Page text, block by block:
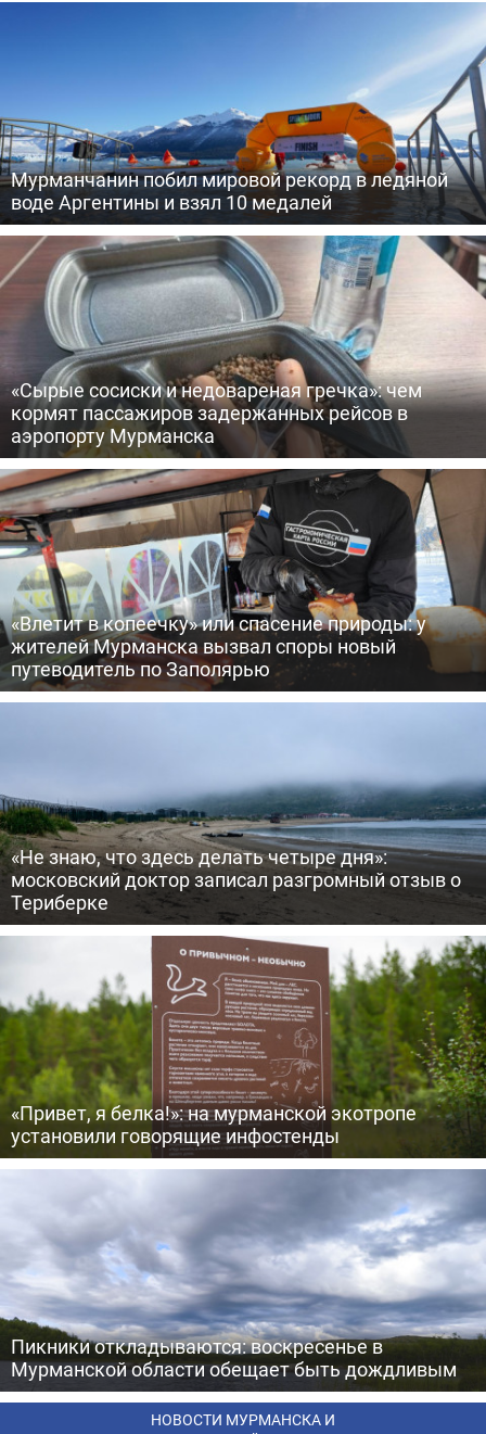
Мурманчанин побил мировой рекорд в ледяной
воде Аргентины и взял 10 медалей
«Сырые сосиски и недовареная гречка»: чем
кормят пассажиров задержанных рейсов в
аэропорту Мурманска
«Влетит в копеечку» или спасение природы: у
жителей Мурманска вызвал споры новый
путеводитель по Заполярью
«Не знаю, что здесь делать четыре дня»:
московский доктор записал разгромный отзыв о
Териберке
«Привет, я белка!»: на мурманской экотропе
установили говорящие инфостенды
Пикники откладываются: воскресенье в
Мурманской области обещает быть дождливым
НОВОСТИ МУРМАНСКА И